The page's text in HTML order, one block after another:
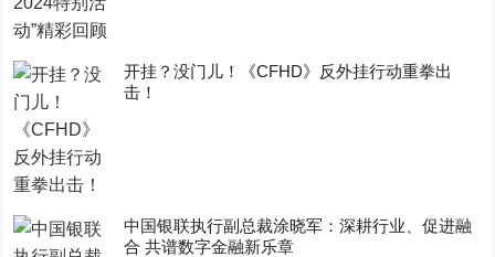
开挂？没门儿！《CFHD》反外挂行动重拳出
击！
中国银联执行副总裁涂晓军：深耕行业、促进融
合 共谱数字金融新乐章